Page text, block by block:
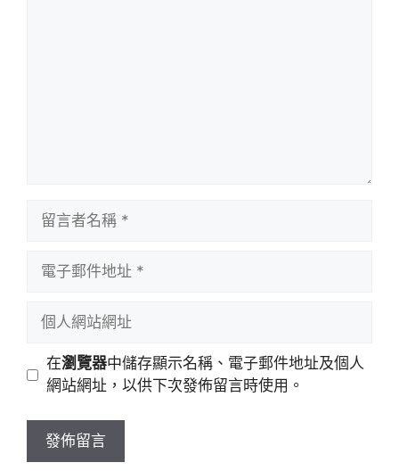
址
站
址
在瀏覽器中儲存顯示名稱、電子郵件地址及個人
網站網址，以供下次發佈留言時使用。